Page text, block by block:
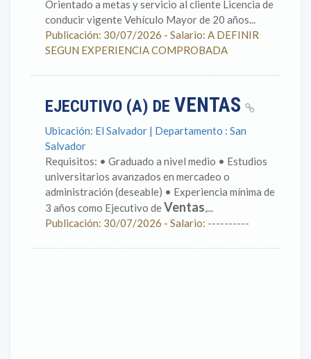
Orientado a metas y servicio al cliente Licencia de
conducir vigente Vehículo Mayor de 20 años...
Publicación: 30/07/2026 - Salario: A DEFINIR
SEGUN EXPERIENCIA COMPROBADA
EJECUTIVO (A) DE VENTAS
Ubicación: El Salvador | Departamento : San
Salvador
Requisitos: • Graduado a nivel medio • Estudios
universitarios avanzados en mercadeo o
administración (deseable) • Experiencia mínima de
3 años como Ejecutivo deVentas,...
Publicación: 30/07/2026 - Salario: ----------